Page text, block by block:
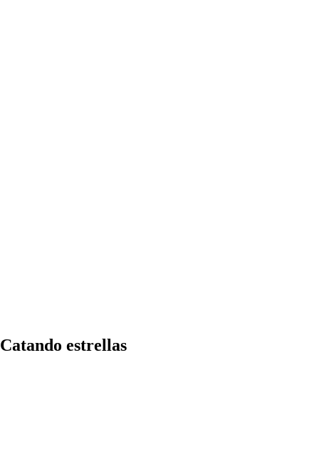
Catando estrellas